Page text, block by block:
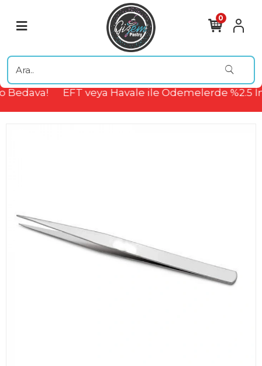
EFT veya Havale ile Ödemelerde %2.5
0